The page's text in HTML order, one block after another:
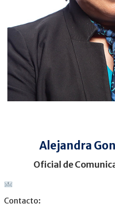
Alejandra
Oficial de
Contacto: